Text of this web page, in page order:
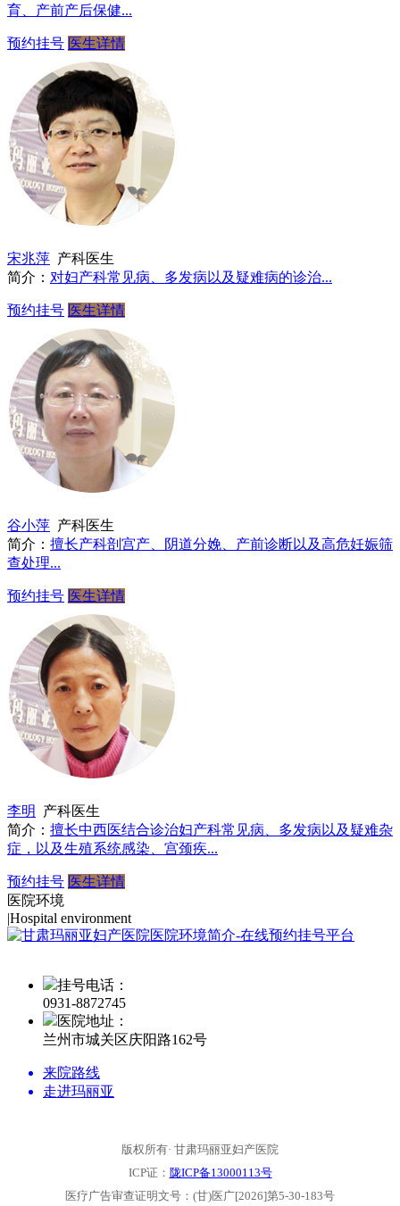
育、产前产后保健...
预约挂号 医生详情
宋兆萍 产科医生
简介： 对妇产科常见病、多发病以及疑难病的诊治...
预约挂号 医生详情
谷小萍 产科医生
简介： 擅长产科剖宫产、阴道分娩、产前诊断以及高危妊娠筛
查处理...
预约挂号 医生详情
李明
产科医生
简介： 擅长中西医结合诊治妇产科常见病、多发病以及疑难杂
症，以及生殖系统感染、宫颈疾...
预约挂号 医生详情
医院环境
|Hospital environment
挂号电话：
0931-8872745
医院地址：
兰州市城关区庆阳路162号
来院路线
走进玛丽亚
版权所有· 甘肃玛丽亚妇产医院
ICP证： 陇ICP备13000113号
医疗广告审查证明文号：(甘)医广[2026]第5-30-183号